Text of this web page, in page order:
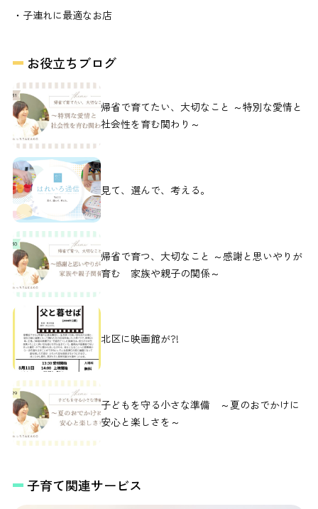
・子連れに最適なお店
お役立ちブログ
帰省で育てたい、大切なこと ～特別な愛情と
社会性を育む関わり～
見て、選んで、考える。
帰省で育つ、大切なこと ～感謝と思いやりが
育む 家族や親子の関係～
北区に映画館が?!
子どもを守る小さな準備 ～夏のおでかけに
安心と楽しさを～
子育て関連サービス